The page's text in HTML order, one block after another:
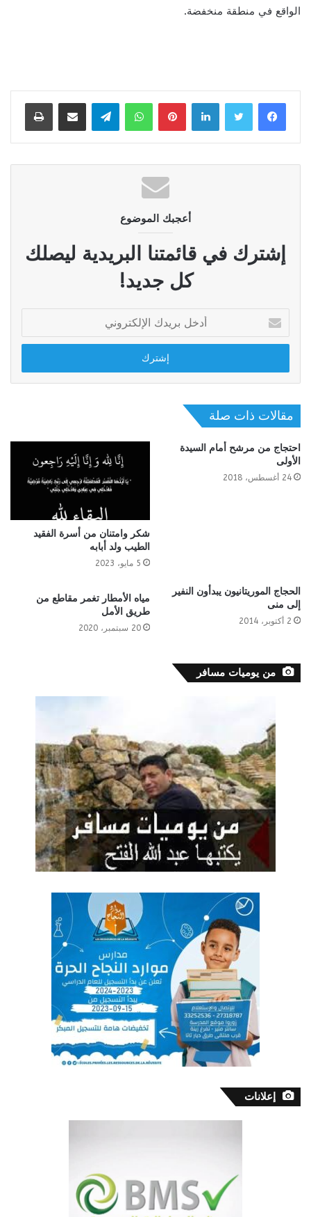
الواقع في منطقة منخفضة.
لينكدإن بينتيريستواتساب تيلقرام مشاركة عبر البريد طباعة
أعجبك الموضوع
إشترك في قائمتنا البريدية ليصلك
كل جديد!
بريدك
الإلكتروني
مقالات ذات صلة
احتجاج من مرشح أمام السيدة
الأولى
24 أغسطس، 2018
شكر وامتنان من أسرة الفقيد
الطيب ولد أبابه
5 مايو، 2023
الحجاج الموريتانيون يبدأون النفير
إلى منى
2 أكتوبر، 2014
مياه الأمطار تغمر مقاطع من
طريق الأمل
20 سبتمبر، 2020
من يوميات مسافر
إعلانات